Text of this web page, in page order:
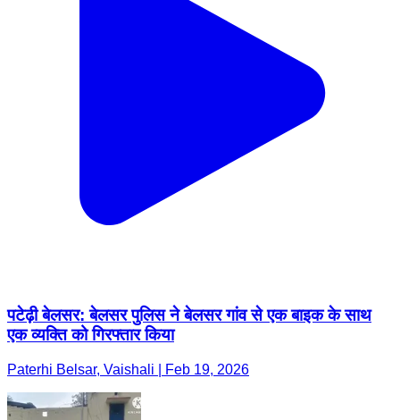
पटेढ़ी बेलसर: बेलसर पुलिस ने बेलसर गांव से एक बाइक के साथ
एक व्यक्ति को गिरफ्तार किया
Paterhi Belsar, Vaishali | Feb 19, 2026